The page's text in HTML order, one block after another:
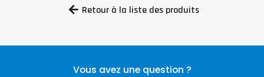
Retour à la liste des produits
Vous avez une question ?